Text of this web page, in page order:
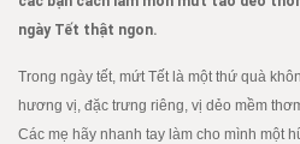
ngày Tết thật ngon.
Trong ngày tết, mứt Tết là một thứ quà
hương vị, đặc trưng riêng, vị dẻo mềm
Các mẹ hãy nhanh tay làm cho mình một